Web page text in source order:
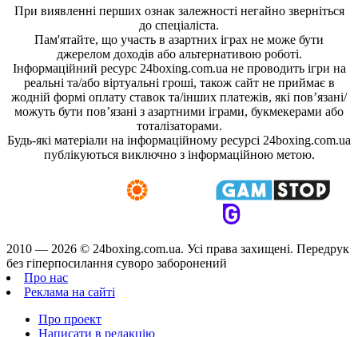
При виявленні перших ознак залежності негайно зверніться
до спеціаліста.
Пам'ятайте, що участь в азартних іграх не може бути
джерелом доходів або альтернативою роботі.
Інформаційний ресурс 24boxing.com.ua не проводить ігри на
реальні та/або віртуальні гроші, також сайт не приймає в
жодній формі оплату ставок та/інших платежів, які пов’язані/
можуть бути пов’язані з азартними іграми, букмекерами або
тоталізаторами.
Будь-які матеріали на інформаційному ресурсі 24boxing.com.ua
публікуються виключно з інформаційною метою.
2010 — 2026 © 24boxing.com.ua. Усi права захищенi. Передрук
без гіперпосилання суворо заборонений
Про нас
Реклама на сайті
Про проект
Написати в редакцію